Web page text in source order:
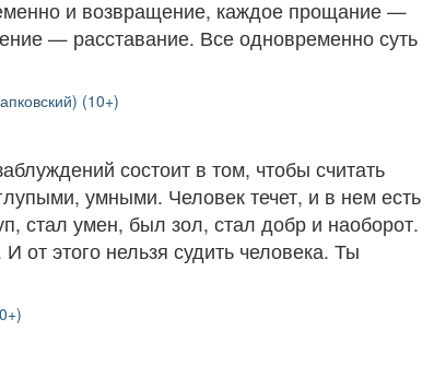
и возвращение, каждое прощание —
— расставание. Все одновременно суть
(10+)
состоит в том, чтобы считать
умными. Человек течет, и в нем есть
стал умен, был зол, стал добр и наоборот.
от этого нельзя судить человека. Ты